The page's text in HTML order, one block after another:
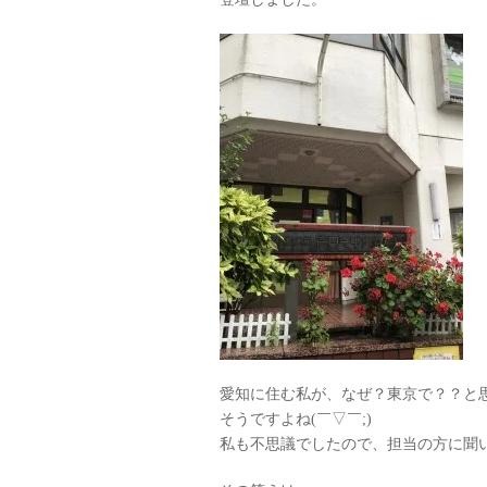
愛知に住む私が、なぜ？東京で？？と
そうですよね(￣▽￣;)
私も不思議でしたので、担当の方に聞